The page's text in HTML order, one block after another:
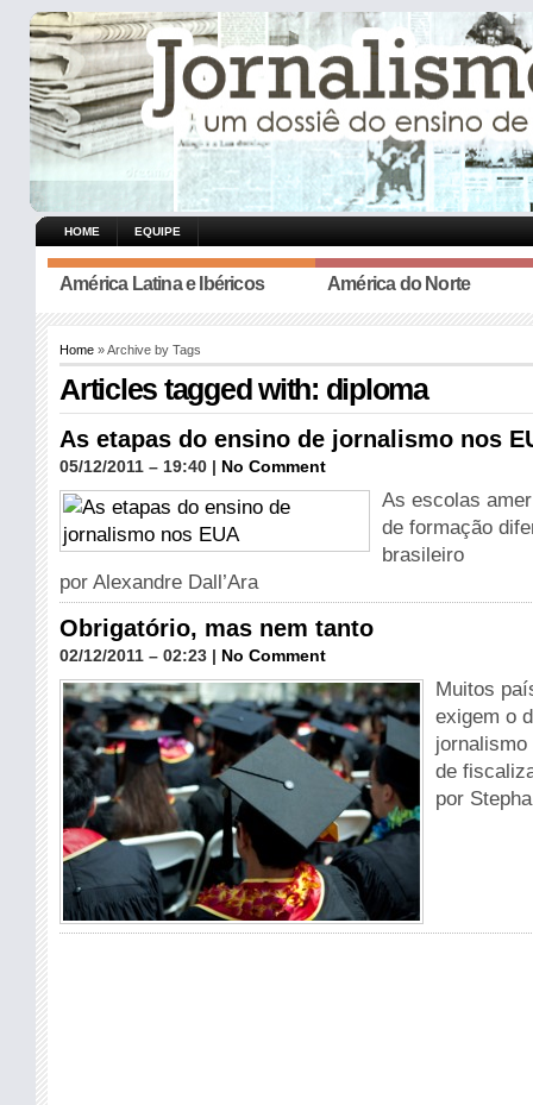
HOME EQUIPE
América Latina e Ibéricos América do Norte
Home » Archive by Tags
Articles tagged with: diploma
As etapas do ensino de jornalismo nos
05/12/2011 – 19:40 | No Comment
As escolas
de formação
brasileiro
por Alexandre Dall’Ara
Obrigatório, mas nem tanto
02/12/2011 – 02:23 | No Comment
Muitos
exigem o
de
por